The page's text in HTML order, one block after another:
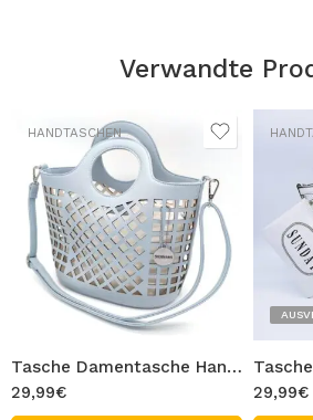
Verwandte
HANDTASCHEN
Tasche Damentasche Handtasche Blau mit durchbrochenem Muster Umhängetasche mit Innentasche Perforierte Schultertasche PU Leder & Stoff Design BANY
29,99€ 29,99€